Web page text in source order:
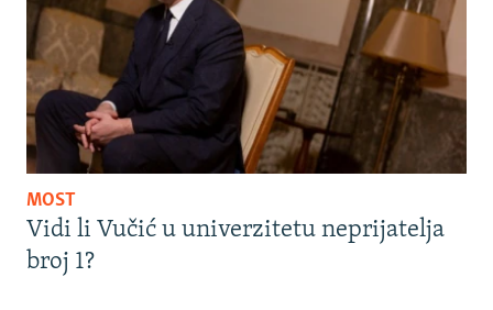
MOST
Vidi li Vučić u univerzitetu neprijatelja
broj 1?